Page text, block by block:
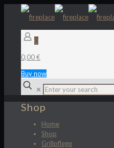
0
0,00 €
Buy now
✕
Shop
Home
Shop
Grillpflege